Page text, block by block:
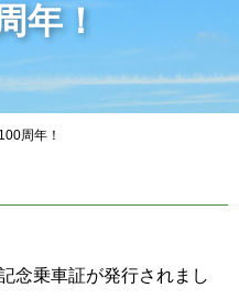
年！
周年！
念乗車証が発行されまし